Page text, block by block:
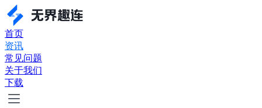
首页
资讯
常见问题
关于我们
下载